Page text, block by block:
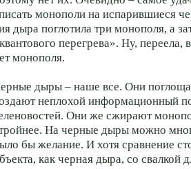
монополи на испарившиеся
дыра поглотила три монополя, а
перегрева». Ну,
монополя.
дыры – наше все. Они
неплохой информационный
Они же сжирают
На черные дыры можно
бы желание. И хотя сравнение
как черная дыра, со свалкой